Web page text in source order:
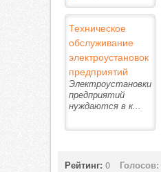
Техническое
обслуживание
электроустановок
предприятий
Электроустановки
предприятий
нуждаются в к...
Рейтинг: 0 Голосов: